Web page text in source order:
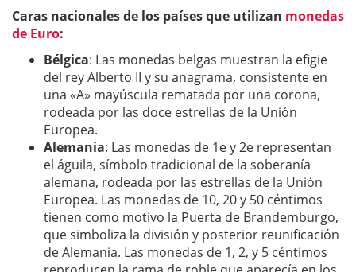
Caras nacionales de los países que utilizan monedas
de Euro:
Bélgica: Las monedas belgas muestran la efigie
del rey Alberto II y su anagrama, consistente en
una «A» mayúscula rematada por una corona,
rodeada por las doce estrellas de la Unión
Europea.
Alemania: Las monedas de 1e y 2e representan
el águila, símbolo tradicional de la soberanía
alemana, rodeada por las estrellas de la Unión
Europea. Las monedas de 10, 20 y 50 céntimos
tienen como motivo la Puerta de Brandemburgo,
que simboliza la división y posterior reunificación
de Alemania. Las monedas de 1, 2, y 5 céntimos